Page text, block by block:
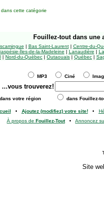
dans cette catégorie
Fouillez-tout dans une
| Bas Saint-Laurent| Centre-du-
Îles-de-la-Madeleine | Lanaudière |
| Nord-du-Québec | Outaouais | Québec |
MP3 Ciné
...vous trouverez!
dans votre région dans Fouillez-
• Ajoutez (modifiez) votre site!•
À propos de Fouillez-Tout• Annoncez
Site